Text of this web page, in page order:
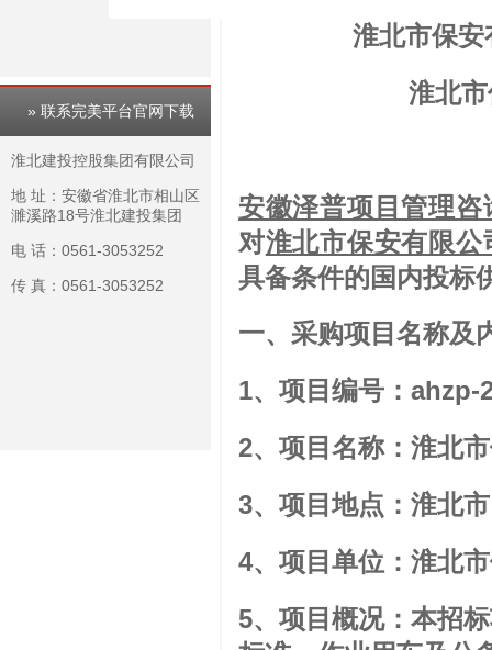
» 联系完美平台官网下载
淮北建投控股集团有限公司
地 址：安徽省淮北市相山区
濉溪路18号淮北建投集团
电 话：0561-3053252
传 真：0561-3053252
淮北市保
淮北
安徽泽普项目管理咨
对淮北市保安有限
具备条件的国内投标
一、采购项目名称及
1、项目编号：ahzp-
2、项目名称：淮北
3、项目地点：淮北市
4、项目单位：淮北
5、项目概况：本招